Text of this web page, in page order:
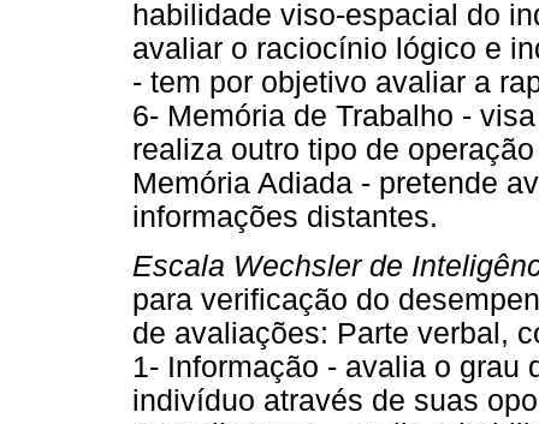
habilidade viso-espacial do
avaliar o raciocínio lógico e
- tem por objetivo avaliar a
6- Memória de Trabalho -
realiza outro tipo de
Memória Adiada - pretende
informações distantes.
Escala Wechsler de
para verificação do
de avaliações: Parte verbal,
1- Informação - avalia o grau
indivíduo através de suas